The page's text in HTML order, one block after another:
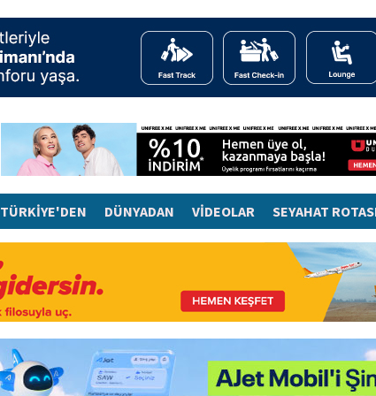
TÜRKİYE'DEN DÜNYADAN VİDEOLAR SEYAHAT